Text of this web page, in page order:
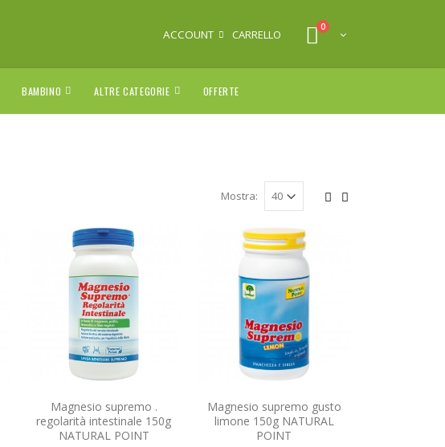
ACCOUNT CARRELLO
0
BAMBINO ALTRE CATEGORIE OFFERTE
Mostra:
Magnesio supremo .
regolarità intestinale 150g
NATURAL POINT
Magnesio supremo gusto
limone 150g NATURAL
POINT